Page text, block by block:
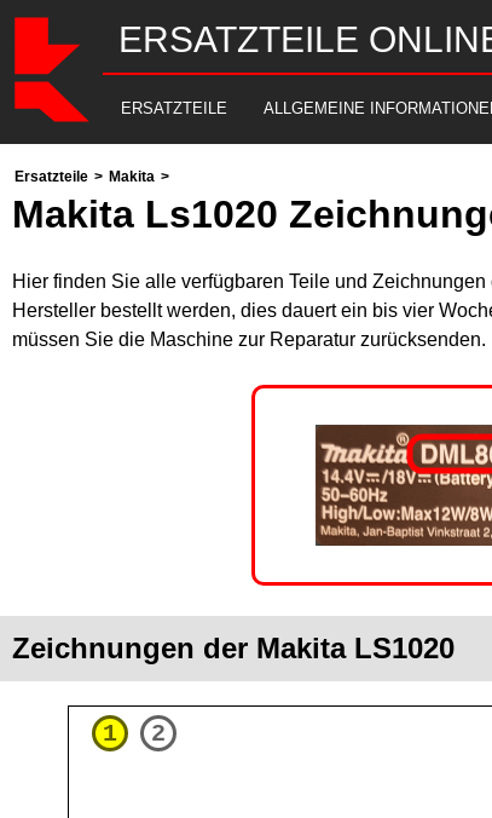
ERSATZTEILE
ERSATZTEILE ALLGEMEINE
Ersatzteile > Makita >
Makita Ls1020
Hier finden Sie alle verfügbaren Teile und
Hersteller bestellt werden, dies dauert ein bis vier
müssen Sie die Maschine zur Reparatur
Zeichnungen der Makita LS1020
1 2